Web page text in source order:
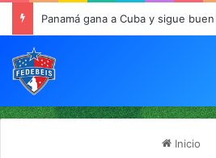
Panamá gana a Cuba y sigue
Inicio